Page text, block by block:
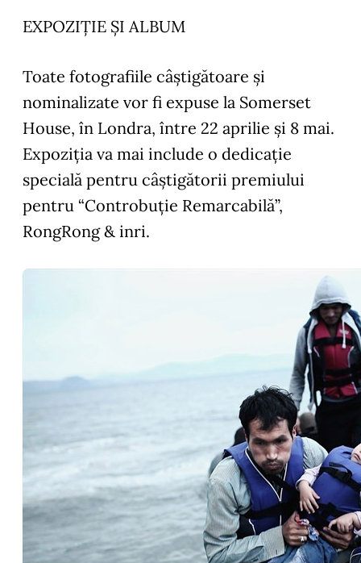
EXPOZIȚIE ȘI ALBUM
Toate fotografiile câștigătoare și
nominalizate vor fi expuse la Somerset
House, în Londra, între 22 aprilie și 8 mai.
Expoziția va mai include o dedicație
specială pentru câștigătorii premiului
pentru “Controbuție Remarcabilă”,
RongRong & inri.